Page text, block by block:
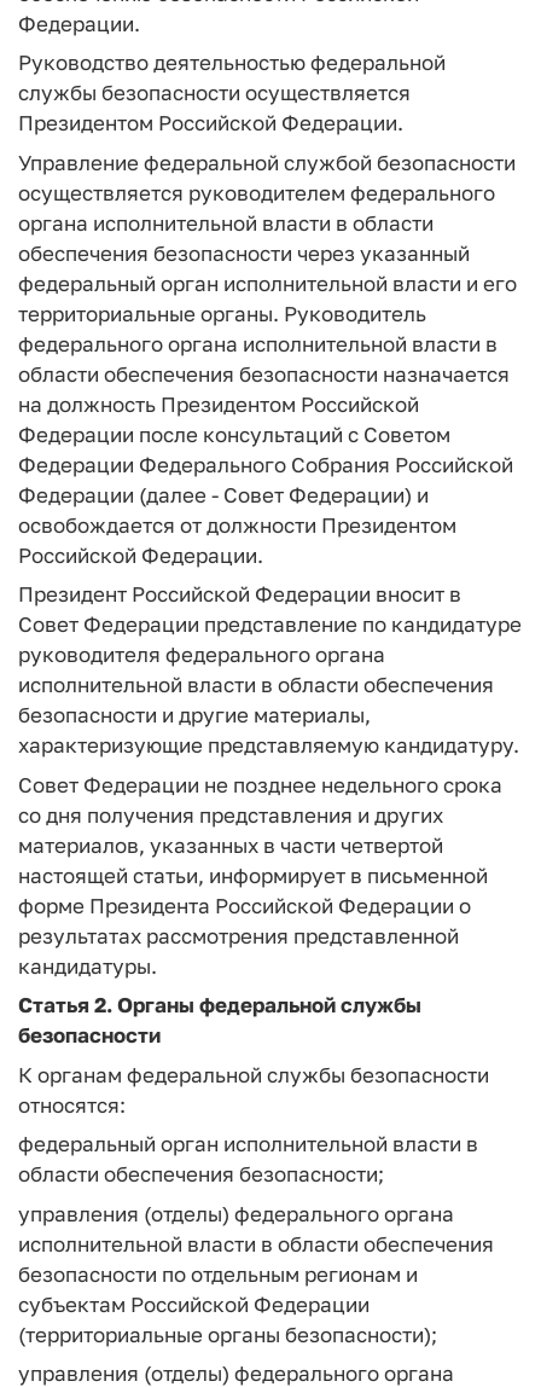
Федерации.
Руководство деятельностью федеральной
службы безопасности осуществляется
Президентом Российской Федерации.
Управление федеральной службой безопасности
осуществляется руководителем федерального
органа исполнительной власти в области
обеспечения безопасности через указанный
федеральный орган исполнительной власти и его
территориальные органы. Руководитель
федерального органа исполнительной власти в
области обеспечения безопасности назначается
на должность Президентом Российской
Федерации после консультаций с Советом
Федерации Федерального Собрания Российской
Федерации (далее - Совет Федерации) и
освобождается от должности Президентом
Российской Федерации.
Президент Российской Федерации вносит в
Совет Федерации представление по кандидатуре
руководителя федерального органа
исполнительной власти в области обеспечения
безопасности и другие материалы,
характеризующие представляемую кандидатуру.
Совет Федерации не позднее недельного срока
со дня получения представления и других
материалов, указанных в части четвертой
настоящей статьи, информирует в письменной
форме Президента Российской Федерации о
результатах рассмотрения представленной
кандидатуры.
Статья 2.Органы федеральной службы
безопасности
К органам федеральной службы безопасности
относятся:
федеральный орган исполнительной власти в
области обеспечения безопасности;
управления (отделы) федерального органа
исполнительной власти в области обеспечения
безопасности по отдельным регионам и
субъектам Российской Федерации
(территориальные органы безопасности);
управления (отделы) федерального органа